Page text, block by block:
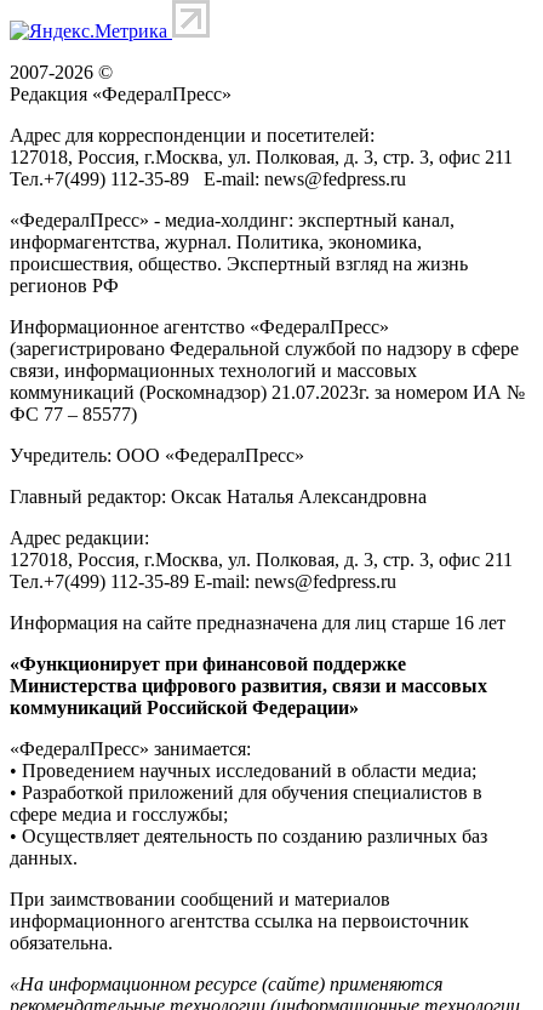
2007-2026 ©
Редакция «ФедералПресс»
Адрес для корреспонденции и посетителей:
127018, Россия, г.Москва, ул. Полковая, д. 3, стр. 3, офис 211
Тел.+7(499) 112-35-89 E-mail: news@fedpress.ru
«ФедералПресс» - медиа-холдинг: экспертный канал,
информагентства, журнал. Политика, экономика,
происшествия, общество. Экспертный взгляд на жизнь
регионов РФ
Информационное агентство «ФедералПресс»
(зарегистрировано Федеральной службой по надзору в сфере
связи, информационных технологий и массовых
коммуникаций (Роскомнадзор) 21.07.2023г. за номером ИА №
ФС 77 – 85577)
Учредитель: ООО «ФедералПресс»
Главный редактор: Оксак Наталья Александровна
Адрес редакции:
127018, Россия, г.Москва, ул. Полковая, д. 3, стр. 3, офис 211
Тел.+7(499) 112-35-89 E-mail: news@fedpress.ru
Информация на сайте предназначена для лиц старше 16 лет
«Функционирует при финансовой поддержке
Министерства цифрового развития, связи и массовых
коммуникаций Российской Федерации»
«ФедералПресс» занимается:
• Проведением научных исследований в области медиа;
• Разработкой приложений для обучения специалистов в
сфере медиа и госслужбы;
• Осуществляет деятельность по созданию различных баз
данных.
При заимствовании сообщений и материалов
информационного агентства ссылка на первоисточник
обязательна.
«На информационном ресурсе (сайте) применяются
рекомендательные технологии (информационные технологии